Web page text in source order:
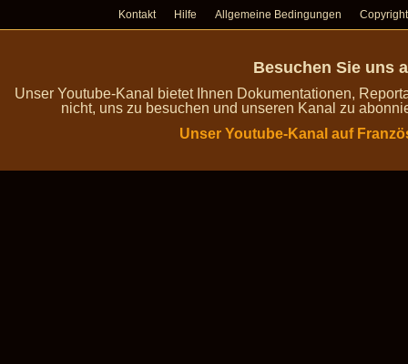
Kontakt Hilfe Allgemeine Bedingungen Copyright
Besuchen Sie uns
Unser Youtube-Kanal bietet Ihnen Dokumentationen,
nicht, uns zu besuchen und unseren Kanal zu
Unser Youtube-Kanal auf